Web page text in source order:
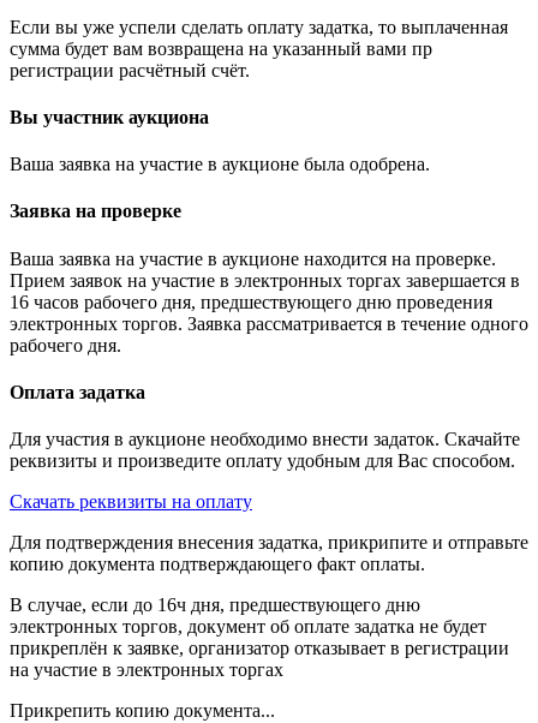
Если вы уже успели сделать оплату задатка, то выплаченная
сумма будет вам возвращена на указанный вами пр
регистрации расчётный счёт.
Вы участник аукциона
Ваша заявка на участие в аукционе была одобрена.
Заявка на проверке
Ваша заявка на участие в аукционе находится на проверке.
Прием заявок на участие в электронных торгах завершается в
16 часов рабочего дня, предшествующего дню проведения
электронных торгов. Заявка рассматривается в течение одного
рабочего дня.
Оплата задатка
Для участия в аукционе необходимо внести задаток. Скачайте
реквизиты и произведите оплату удобным для Вас способом.
Скачать реквизиты на оплату
Для подтверждения внесения задатка, прикрипите и отправьте
копию документа подтверждающего факт оплаты.
В случае, если до 16ч дня, предшествующего дню
электронных торгов, документ об оплате задатка не будет
прикреплён к заявке, организатор отказывает в регистрации
на участие в электронных торгах
Прикрепить копию документа...